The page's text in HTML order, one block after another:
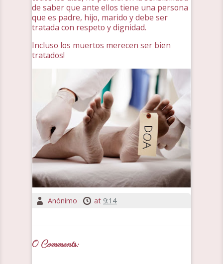
de saber que ante ellos tiene una persona
que es padre, hijo, marido y debe ser
tratada con respeto y dignidad.
Incluso los muertos merecen ser bien
tratados!
Anónimo at 9:14
0 Comments: